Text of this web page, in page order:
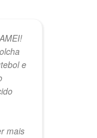
AMEI!
e
mais